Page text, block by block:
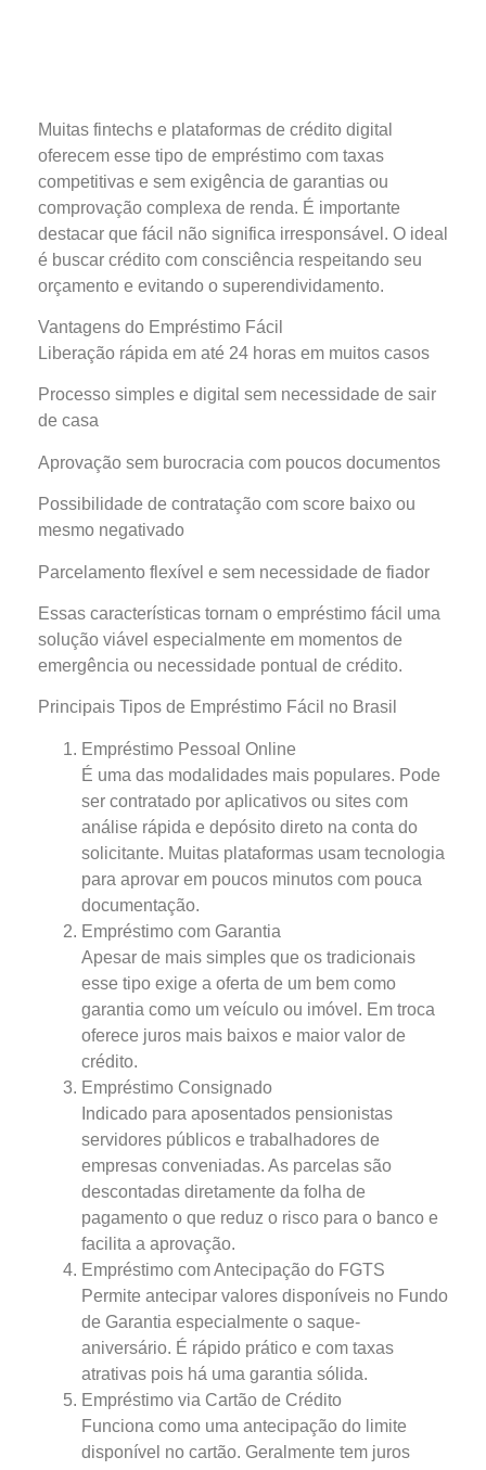
Muitas fintechs e plataformas de crédito digital
oferecem esse tipo de empréstimo com taxas
competitivas e sem exigência de garantias ou
comprovação complexa de renda. É importante
destacar que fácil não significa irresponsável. O ideal
é buscar crédito com consciência respeitando seu
orçamento e evitando o superendividamento.
Vantagens do Empréstimo Fácil
Liberação rápida em até 24 horas em muitos casos
Processo simples e digital sem necessidade de sair
de casa
Aprovação sem burocracia com poucos documentos
Possibilidade de contratação com score baixo ou
mesmo negativado
Parcelamento flexível e sem necessidade de fiador
Essas características tornam o empréstimo fácil uma
solução viável especialmente em momentos de
emergência ou necessidade pontual de crédito.
Principais Tipos de Empréstimo Fácil no Brasil
Empréstimo Pessoal Online
É uma das modalidades mais populares. Pode
ser contratado por aplicativos ou sites com
análise rápida e depósito direto na conta do
solicitante. Muitas plataformas usam tecnologia
para aprovar em poucos minutos com pouca
documentação.
Empréstimo com Garantia
Apesar de mais simples que os tradicionais
esse tipo exige a oferta de um bem como
garantia como um veículo ou imóvel. Em troca
oferece juros mais baixos e maior valor de
crédito.
Empréstimo Consignado
Indicado para aposentados pensionistas
servidores públicos e trabalhadores de
empresas conveniadas. As parcelas são
descontadas diretamente da folha de
pagamento o que reduz o risco para o banco e
facilita a aprovação.
Empréstimo com Antecipação do FGTS
Permite antecipar valores disponíveis no Fundo
de Garantia especialmente o saque-
aniversário. É rápido prático e com taxas
atrativas pois há uma garantia sólida.
Empréstimo via Cartão de Crédito
Funciona como uma antecipação do limite
disponível no cartão. Geralmente tem juros